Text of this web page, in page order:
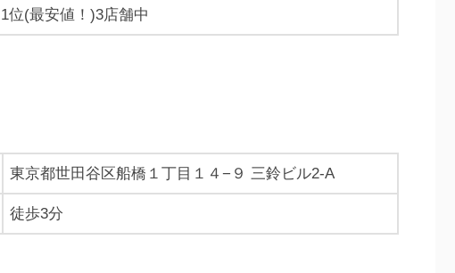
1位(最安値！)3店舗中
東京都世田谷区船橋１丁目１４−９ 三鈴ビル2-A
徒歩3分